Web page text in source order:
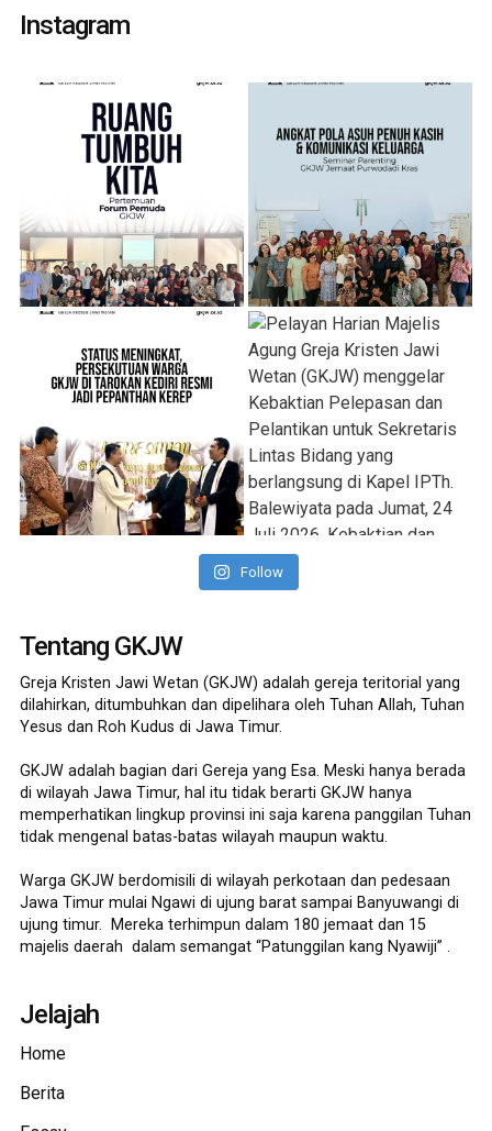
Instagram
Follow
Tentang GKJW
Greja Kristen Jawi Wetan (GKJW) adalah gereja teritorial yang
dilahirkan, ditumbuhkan dan dipelihara oleh Tuhan Allah, Tuhan
Yesus dan Roh Kudus di Jawa Timur.
GKJW adalah bagian dari Gereja yang Esa. Meski hanya berada
di wilayah Jawa Timur, hal itu tidak berarti GKJW hanya
memperhatikan lingkup provinsi ini saja karena panggilan Tuhan
tidak mengenal batas-batas wilayah maupun waktu.
Warga GKJW berdomisili di wilayah perkotaan dan pedesaan
Jawa Timur mulai Ngawi di ujung barat sampai Banyuwangi di
ujung timur. Mereka terhimpun dalam 180 jemaat dan 15
majelis daerah dalam semangat “Patunggilan kang Nyawiji” .
Jelajah
Home
Berita